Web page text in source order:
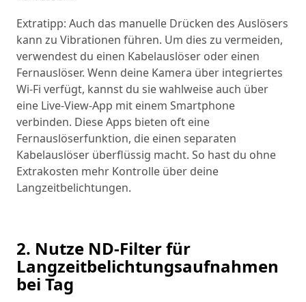
Extratipp: Auch das manuelle Drücken des Auslösers
kann zu Vibrationen führen. Um dies zu vermeiden,
verwendest du einen Kabelauslöser oder einen
Fernauslöser. Wenn deine Kamera über integriertes
Wi-Fi verfügt, kannst du sie wahlweise auch über
eine Live-View-App mit einem Smartphone
verbinden. Diese Apps bieten oft eine
Fernauslöserfunktion, die einen separaten
Kabelauslöser überflüssig macht. So hast du ohne
Extrakosten mehr Kontrolle über deine
Langzeitbelichtungen.
2. Nutze ND-Filter für
Langzeitbelichtungsaufnahmen
bei Tag